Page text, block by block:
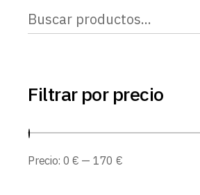
Buscar
Filtrar por precio
Precio: 0 € — 170 €